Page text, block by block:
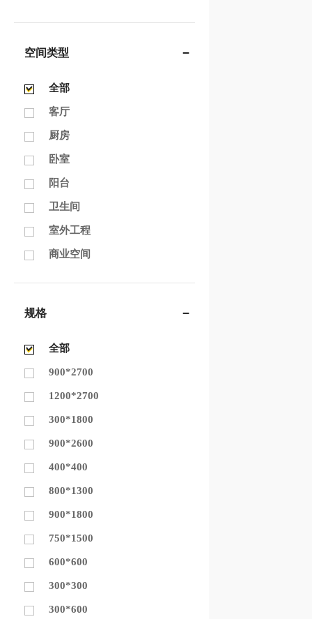
空间类型
全部
客厅
厨房
卧室
阳台
卫生间
室外工程
商业空间
规格
全部
900*2700
1200*2700
300*1800
900*2600
400*400
800*1300
900*1800
750*1500
600*600
300*300
300*600